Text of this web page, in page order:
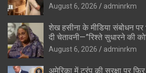
August 6, 2026 adminrkm
शेख हसीना के मीडिया संबोधन पर
दी चेतावनी—”रिश्ते सुधारने की
August 6, 2026 adminrkm
अमेरिका में ट्रंप की सुरक्षा पर